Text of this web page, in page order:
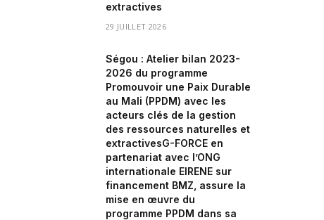
extractives
29 JUILLET 2026
Ségou : Atelier bilan 2023-
2026 du programme
Promouvoir une Paix Durable
au Mali (PPDM) avec les
acteurs clés de la gestion
des ressources naturelles et
extractivesG-FORCE en
partenariat avec l’ONG
internationale EIRENE sur
financement BMZ, assure la
mise en œuvre du
programme PPDM dans sa